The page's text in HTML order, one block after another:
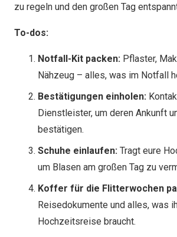
zu regeln und den großen Tag
To-dos:
Notfall-Kit packen: Pflaster,
Nähzeug – alles, was im Notfall
Bestätigungen einholen:
Dienstleister, um deren Ankunft
bestätigen.
Schuhe einlaufen: Tragt eure
um Blasen am großen Tag zu
Koffer für die Flitterwochen
Reisedokumente und alles, was
Hochzeitsreise braucht.